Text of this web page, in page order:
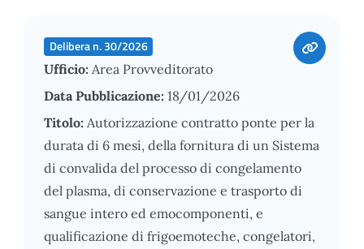
Delibera n. 30/2026
Ufficio: Area Provveditorato
Data Pubblicazione: 18/01/2026
Titolo: Autorizzazione contratto ponte per la
durata di 6 mesi, della fornitura di un Sistema
di convalida del processo di congelamento
del plasma, di conservazione e trasporto di
sangue intero ed emocomponenti, e
qualificazione di frigoemoteche, congelatori,